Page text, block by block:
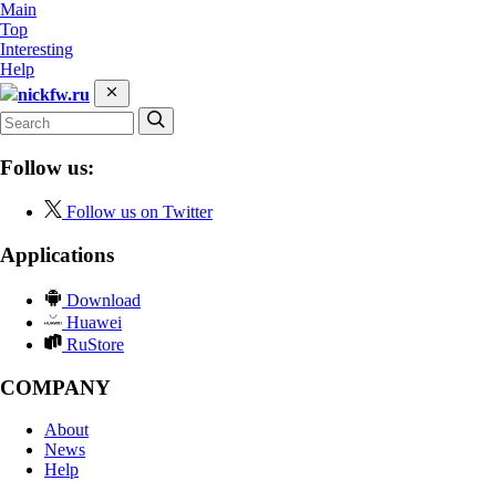
Main
Top
Interesting
Help
nickfw.ru
Follow us:
Follow us on Twitter
Applications
Download
Huawei
RuStore
COMPANY
About
News
Help